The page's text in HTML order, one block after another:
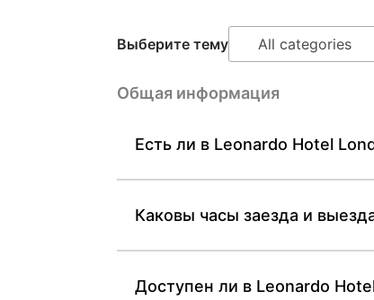
Выберите тему
Общая информация
Есть ли в Leonardo Hotel
Каковы часы заезда и
Доступен ли в Leonardo